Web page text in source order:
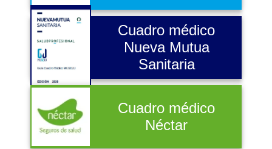
Cuadro médico
Nueva Mutua
Sanitaria
Cuadro médico
Néctar